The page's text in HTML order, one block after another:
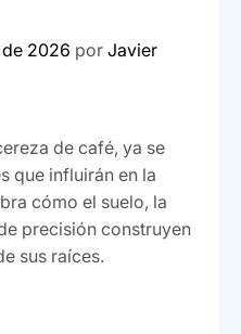
2026 por Javier
de café, ya se
que influirán en la
cómo el suelo, la
precisión construyen
sus raíces.